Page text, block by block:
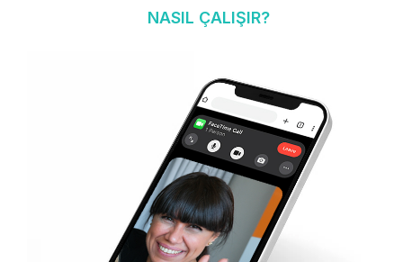
NASIL ÇALIŞIR?